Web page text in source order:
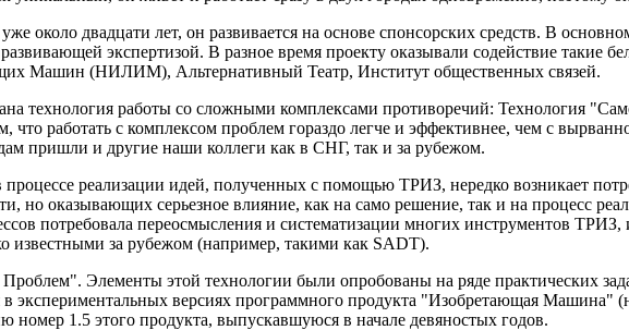
около двадцати лет, он развивается на основе спонсорских средств. В
экспертизой. В разное время проекту оказывали содействие такие
Машин (НИЛИМ), Альтернативный Театр, Институт общественных связей.
технология работы со сложными комплексами противоречий: Технология
работать с комплексом проблем гораздо легче и эффективнее, чем с
пришли и другие наши коллеги как в СНГ, так и за рубежом.
процессе реализации идей, полученных с помощью ТРИЗ, нередко возникает
но оказывающих серьезное влияние, как на само решение, так и на процесс
потребовала переосмысления и систематизации многих инструментов
известными за рубежом (например, такими как SADT).
Элементы этой технологии были опробованы на ряде практических
экспериментальных версиях программного продукта "Изобретающая Машина"
1.5 этого продукта, выпускавшуюся в начале девяностых годов.